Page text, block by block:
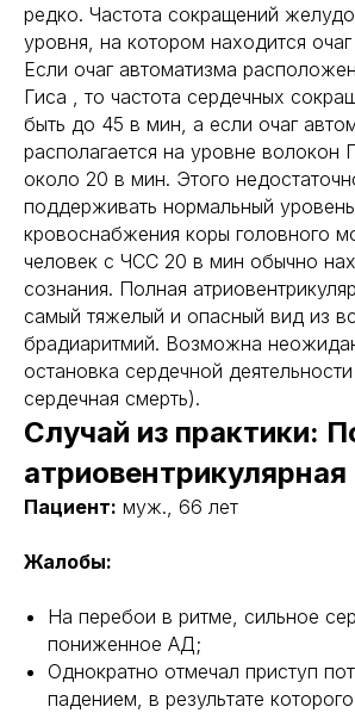
редко. Частота сокращений
уровня, на котором находится
Если очаг автоматизма
Гиса , то частота сердечных
быть до 45 в мин, а если очаг
располагается на уровне волокон
около 20 в мин. Этого
поддерживать нормальный уровень
кровоснабжения коры головного
человек с ЧСС 20 в мин обычно
сознания. Полная
самый тяжелый и опасный вид из
брадиаритмий. Возможна
остановка сердечной
сердечная смерть).
Случай из практики:
Пациент: муж., 66 лет
Жалобы:
На перебои в ритме, сильное
пониженное АД;
Однократно отмечал приступ
падением, в результате